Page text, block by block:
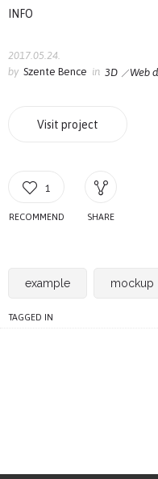
INFO
2017.05.24.
by Szente Bence in 3D Web
Visit project
1
RECOMMEND SHARE
example mockup
TAGGED IN